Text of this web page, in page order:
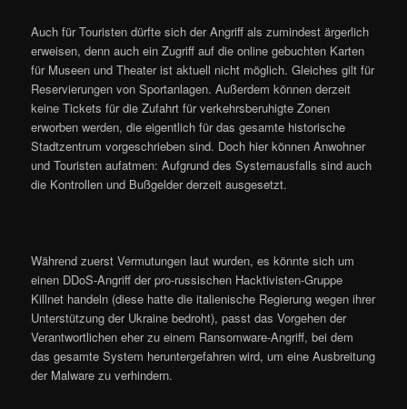
Auch für Touristen dürfte sich der Angriff als zumindest ärgerlich
erweisen, denn auch ein Zugriff auf die online gebuchten Karten
für Museen und Theater ist aktuell nicht möglich. Gleiches gilt für
Reservierungen von Sportanlagen. Außerdem können derzeit
keine Tickets für die Zufahrt für verkehrsberuhigte Zonen
erworben werden, die eigentlich für das gesamte historische
Stadtzentrum vorgeschrieben sind. Doch hier können Anwohner
und Touristen aufatmen: Aufgrund des Systemausfalls sind auch
die Kontrollen und Bußgelder derzeit ausgesetzt.
Während zuerst Vermutungen laut wurden, es könnte sich um
einen DDoS-Angriff der pro-russischen Hacktivisten-Gruppe
Killnet handeln (diese hatte die italienische Regierung wegen ihrer
Unterstützung der Ukraine bedroht), passt das Vorgehen der
Verantwortlichen eher zu einem Ransomware-Angriff, bei dem
das gesamte System heruntergefahren wird, um eine Ausbreitung
der Malware zu verhindern.